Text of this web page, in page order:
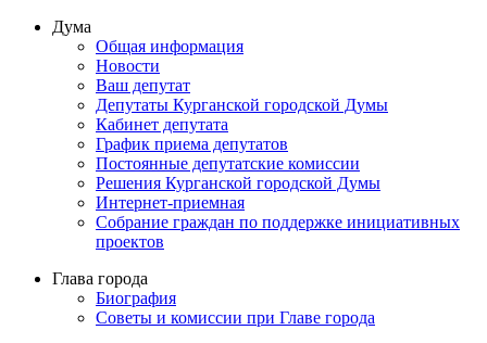
Дума
Общая информация
Новости
Ваш депутат
Депутаты Курганской городской Думы
Кабинет депутата
График приема депутатов
Постоянные депутатские комиссии
Решения Курганской городской Думы
Интернет-приемная
Собрание граждан по поддержке инициативных
проектов
Глава города
Биография
Советы и комиссии при Главе города